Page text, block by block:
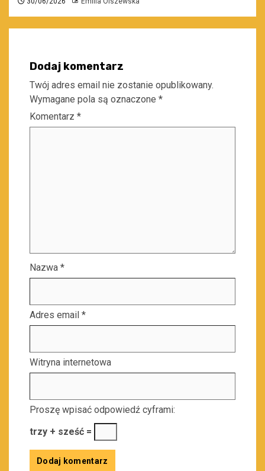
Dodaj komentarz
Twój adres email nie zostanie opublikowany.
Wymagane pola są oznaczone *
Komentarz *
Nazwa *
Adres email *
Witryna internetowa
Proszę wpisać odpowiedź cyframi:
trzy + sześć =